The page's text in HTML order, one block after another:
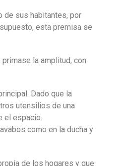
de sus habitantes, por
esta premisa se
la amplitud, con
Dado que la
utensilios de una
el espacio.
como en la ducha y
de los hogares y que